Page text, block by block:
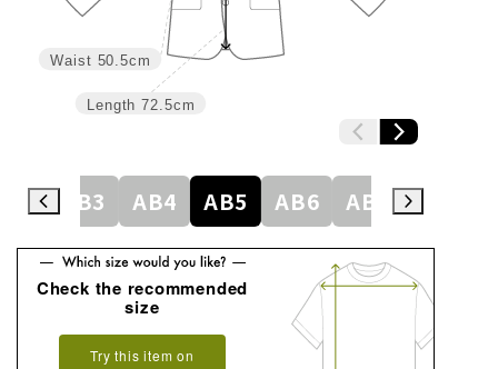
Length 72.5cm
Waist 50.5cm
A8 AB3 AB4 AB5 AB6 AB7 AB8
Check the recommended
size
Try this item on